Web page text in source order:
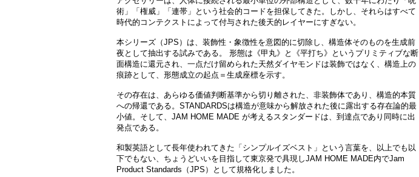
術」「権威」「連帯」という社会的コードを担保してきた。しかし、それらはすべて
時代的コンテクストによって付与された後天的レイヤーにすぎない。
本シリーズ（JPS）は、装飾性・象徴性を意図的に切除し、構造体そのものを生成前
夜として抽出する試みである。 形態は《甲丸》と《平打ち》というプリミティブな断
面構造に還元され、一点だけ留められた天然ダイヤモンドは装飾ではなく、構造上の
痕跡として、形態成立の起点＝生成座標を示す。
その存在は、あらゆる価値判断基準から切り離された、非装飾体であり、構造的本質
への帰還である。STANDARDSは構造が意味から解放された後に露出する存在論的最
小値。そして、JAM HOME MADE が考えるスタンダードは、到達点であり同時に出
発点である。
和製英語として長年使われてきた「シンプルイズベスト」という言葉を、以上でも以
下でもない、ちょうどいいを目指して東京発で具現しJAM HOME MADE内でJam
Product Standards（JPS）として規格化しました。